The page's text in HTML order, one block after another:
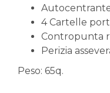
4 Cartelle
Contropunta
Perizia
Peso: 65q.